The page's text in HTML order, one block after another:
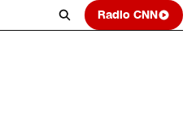
Radio CNN